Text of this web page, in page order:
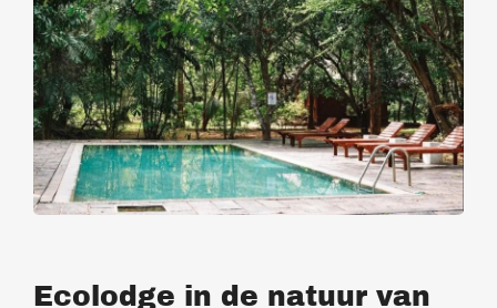
Ecolodge in de natuur van